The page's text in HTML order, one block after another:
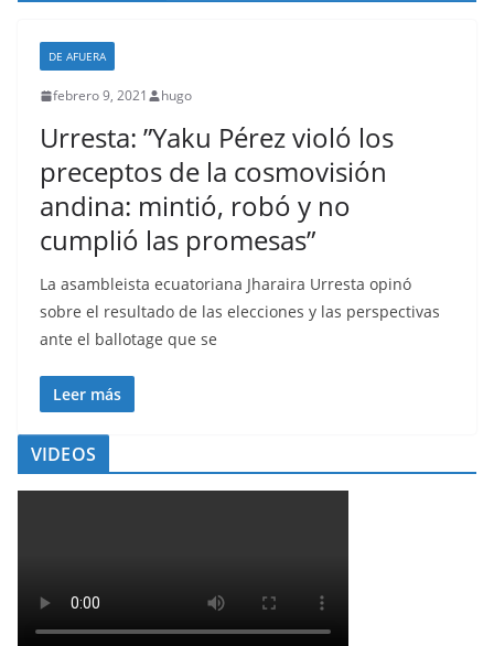
DE AFUERA
febrero 9, 2021 hugo
Urresta: ”Yaku Pérez violó los
preceptos de la cosmovisión
andina: mintió, robó y no
cumplió las promesas”
La asambleista ecuatoriana Jharaira Urresta opinó
sobre el resultado de las elecciones y las perspectivas
ante el ballotage que se
Leer más
VIDEOS